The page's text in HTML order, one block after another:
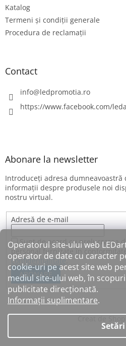
Operatorul site-ului web
operator de date cu caracter
cookie-uri pe acest site web
mediul site-ului web, în
publicitate direcționată.
Informații suplimentare.
Setări
Katalog
Termeni și condiții generale
Procedura de reclamații
Contact
info@ledpromotia.ro
https://www.facebook.com/
Abonare la newsletter
Introduceţi adresa dumneavoastră
informaţii despre produsele noi
nostru virtual.
Adresă de e-mail
Sunt de acord cu prelucrarea
personal furnizate în
confidențialitate.
ABONARE